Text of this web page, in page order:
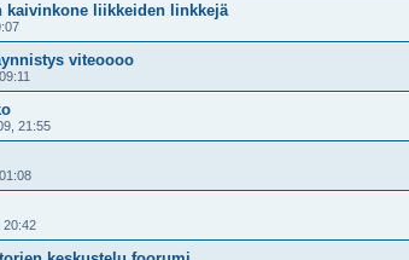
kaivinkone liikkeiden linkkejä
viteoooo
21:55
20:42